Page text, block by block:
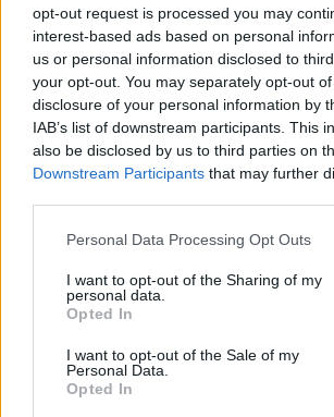
opt-out request is processed you may
interest-based ads based on personal
us or personal information disclosed to
your opt-out. You may separately opt-out
disclosure of your personal information by
IAB’s list of downstream participants. This
also be disclosed by us to third parties on
Downstream Participants that may further
Please note that this website/app uses one
not limited to your visit or usage behaviour.
grant or deny consent to Google and its
use your data for below specified purposes
consent section.
Personal Data Processing Opt Outs
I want to opt-out of the Sharing of my
personal data.
Opted In
I want to opt-out of the Sale of my
Personal Data.
Opted In
Otthoni mozizásra vágysz, de
Nincs kedved több mint egy ezrest
Semmit sem szeretnél jobban, mint,
elhagynod a lakást? Miért is tennéd?
és az RTL csatornái segítenek
hozni!